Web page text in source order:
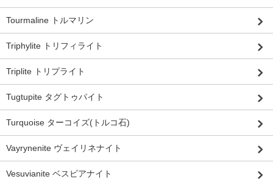
Tourmaline トルマリン
Triphylite トリフィライト
Triplite トリプライト
Tugtupite タグトゥパイト
Turquoise ターコイズ(トルコ石)
Vayrynenite ヴェイリネナイト
Vesuvianite ベスビアナイト